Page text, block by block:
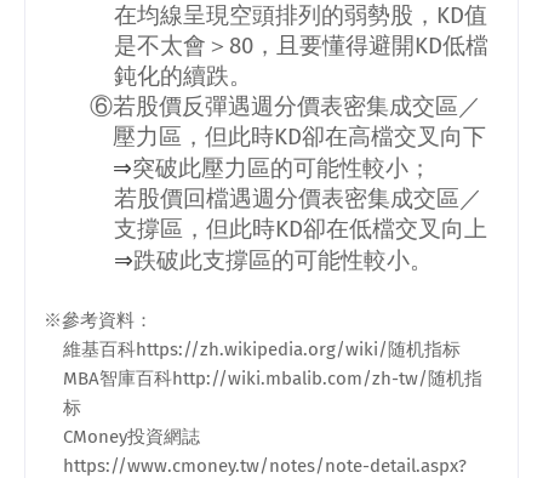
在均線呈現空頭排列的弱勢股， KD值
是不太會＞ 80，且要懂得避開 KD低檔
鈍化的續跌。
⑥若股價反彈遇週分價表密集成交區／
壓力區，但此時KD卻在高檔交叉向下
⇒突破此壓力區的可能性較小；
若股價回檔遇週分價表密集成交區／
支撐區，但此時KD卻在低檔交叉向上
⇒跌破此支撐區的可能性較小。
※參考資料：
維基百科https://zh.wikipedia.org/wiki/随机指标
MBA智庫百科http://wiki.mbalib.com/zh-tw/随机指
标
CMoney投資網誌
https://www.cmoney.tw/notes/note-detail.aspx?